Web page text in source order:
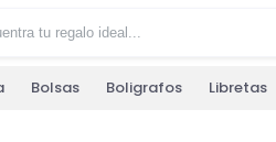
Bolsas Boligrafos Libretas